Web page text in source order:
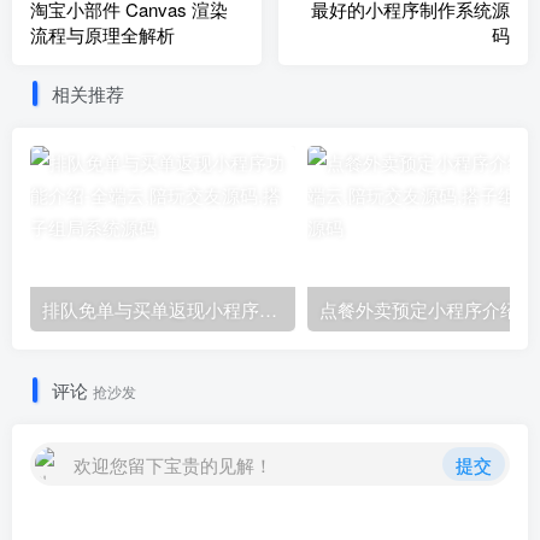
淘宝小部件 Canvas 渲染
流程与原理全解析
最好的小程序制作系统源
码
相关推荐
排队免单与买单返现小程序功能介绍 点餐外卖预定小程序介绍！
评论 抢沙发
欢迎您留下宝贵的见解！ 提交